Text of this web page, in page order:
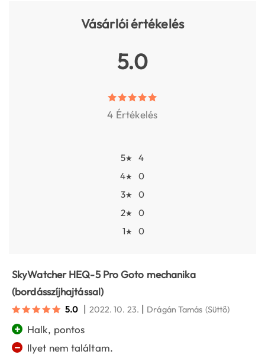
Vásárlói értékelés
5.0
4 Értékelés
5★
4
4★
0
3★
0
2★
0
1★ 0
SkyWatcher HEQ-5 Pro Goto mechanika
(bordásszíjhajtással)
5.0 | 2022. 10. 23. | Drágán Tamás (Süttő)
+ Halk, pontos
−
Ilyet nem találtam.